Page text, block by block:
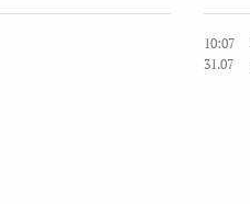
10:07
31.07